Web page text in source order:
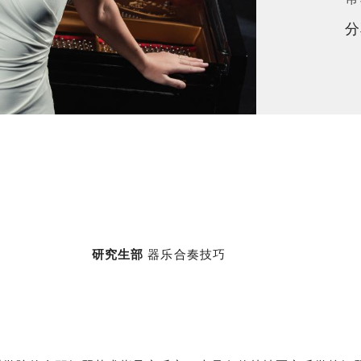
研究生部 器乐合奏技巧